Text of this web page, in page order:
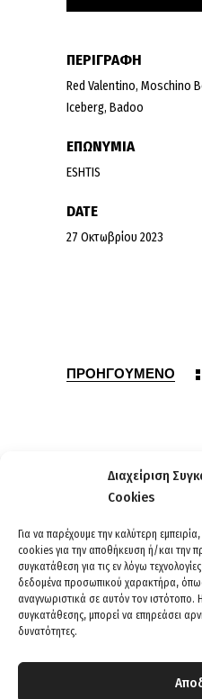
Διαχείριση
Cookies
Για να παρέχουμε την καλύτερη
cookies για την αποθήκευση ή/και την
συγκατάθεση για τις εν λόγω
δεδομένα προσωπικού χαρακτήρα,
αναγνωριστικά σε αυτόν τον
συγκατάθεσης, μπορεί να επηρεάσει
δυνατότητες.
ΠΕΡΙΓΡΑΦΗ
Red Valentino, Moschino
Iceberg, Badoo
ΕΠΩΝΥΜΙΑ
ESHTIS
DATE
27 Οκτωβρίου 2023
ΠΡΟΗΓΟΥΜΕΝΟ
ΟΡΟΙ